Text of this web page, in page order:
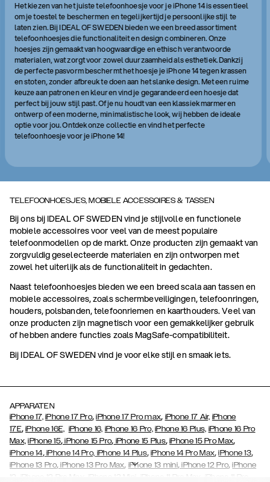
Het kiezen van het juiste telefoonhoesje voor je iPhone 14 is essentieel
om je toestel te beschermen en tegelijkertijd je persoonlijke stijl te
laten zien. Bij IDEAL OF SWEDEN bieden we een breed assortiment
telefoonhoesjes die functionaliteit en design combineren. Onze
hoesjes zijn gemaakt van hoogwaardige en ethisch verantwoorde
materialen, wat zorgt voor zowel duurzaamheid als esthetiek. Dankzij
de perfecte pasvorm beschermt het hoesje je iPhone 14 tegen krassen
en stoten, zonder afbreuk te doen aan het slanke design. Met een ruime
keuze aan patronen en kleuren vind je gegarandeerd een hoesje dat
perfect bij jouw stijl past. Of je nu houdt van een klassiek marmeren
ontwerp of een moderne, minimalistische look, wij hebben de ideale
optie voor jou. Ontdek onze collectie en vind het perfecte
telefoonhoesje voor je iPhone 14!
TELEFOONHOESJES, MOBIELE ACCESSOIRES & TASSEN
Bij ons bij IDEAL OF SWEDEN vind je stijlvolle en functionele
mobiele accessoires voor veel van de meest populaire
telefoonmodellen op de markt. Onze producten zijn gemaakt van
zorgvuldig geselecteerde materialen en zijn ontworpen met
zowel het uiterlijk als de functionaliteit in gedachten.
Naast telefoonhoesjes bieden we een breed scala aan tassen en
mobiele accessoires, zoals schermbeveiligingen, telefoonringen,
houders, polsbanden, telefoonriemen en kaarthouders. Veel van
onze producten zijn magnetisch voor een gemakkelijker gebruik
of hebben andere functies zoals MagSafe-compatibiliteit.
Bij IDEAL OF SWEDEN vind je voor elke stijl en smaak iets.
APPARATEN
iPhone 17, iPhone 17 Pro,iPhone 17 Pro max, iPhone 17 Air, iPhone
17E,iPhone 16E, iPhone 16, iPhone 16 Pro, iPhone 16 Plus, iPhone 16 Pro
Max, iPhone 15, iPhone 15 Pro, iPhone 15 Plus,iPhone 15 Pro Max,
iPhone 14,iPhone 14 Pro, iPhone 14 Plus,iPhone 14 Pro Max,iPhone 13,
iPhone 13 Pro, iPhone 13 Pro Max, iPhone 13 mini,iPhone 12 Pro,iPhone
12
iPhone 12 Pro Max iPhone 12 Mini iPhone 11 Pro Max iPhone 11 Pro